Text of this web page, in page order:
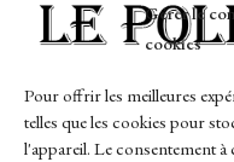
Gérer le
cookies
Pour offrir les meilleures
telles que les cookies pour
l'appareil. Le consentement
Links